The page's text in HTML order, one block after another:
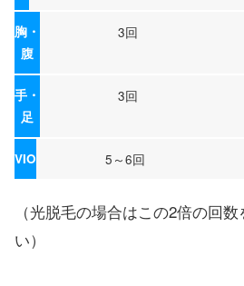
胸・
腹
3回
手・
足
3回
VIO 5～6回
（光脱毛の場合はこの2倍の回
い）